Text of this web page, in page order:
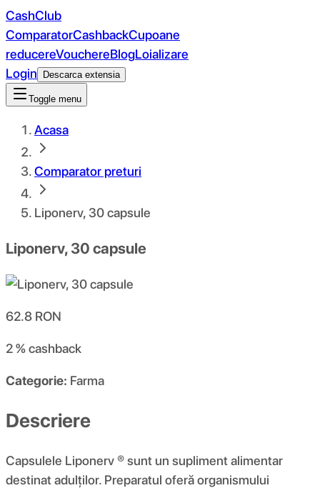
CashClub
ComparatorCashbackCupoane
reducereVouchereBlogLoializare
Login
Descarca extensia
Toggle menu
Acasa
Comparator preturi
Liponerv, 30 capsule
Liponerv, 30 capsule
62.8 RON
2 %cashback
Categorie: Farma
Descriere
Capsulele Liponerv ® sunt un supliment alimentar
destinat adulților. Preparatul oferă organismului